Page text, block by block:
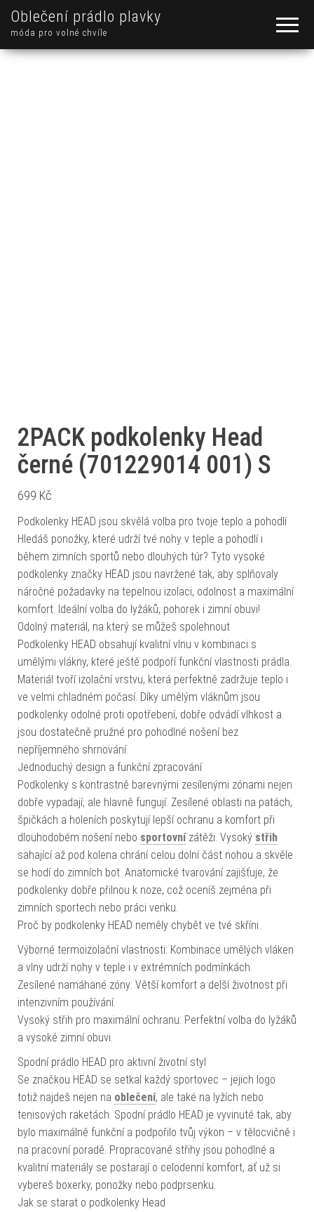
Oblečení prádlo plavky
móda pro volné chvíle
2PACK podkolenky Head
černé (701229014 001) S
699 Kč
Podkolenky HEAD jsou skvělá volba pro tvoje teplo a pohodlí
Hledáš ponožky, které udrží tvé nohy v teple a pohodlí i
během zimních sportů nebo dlouhých túr? Tyto vysoké
podkolenky značky HEAD jsou navržené tak, aby splňovaly
náročné požadavky na tepelnou izolaci, odolnost a maximální
komfort. Ideální volba do lyžáků, pohorek i zimní obuvi!
Odolný materiál, na který se můžeš spolehnout
Podkolenky HEAD obsahují kvalitní vlnu v kombinaci s
umělými vlákny, které ještě podpoří funkční vlastnosti prádla.
Materiál tvoří izolační vrstvu, která perfektně zadržuje teplo i
ve velmi chladném počasí. Díky umělým vláknům jsou
podkolenky odolné proti opotřebení, dobře odvádí vlhkost a
jsou dostatečně pružné pro pohodlné nošení bez
nepříjemného shrnování.
Jednoduchý design a funkční zpracování
Podkolenky s kontrastně barevnými zesílenými zónami nejen
dobře vypadají, ale hlavně fungují. Zesílené oblasti na patách,
špičkách a holeních poskytují lepší ochranu a komfort při
dlouhodobém nošení nebo sportovnízátěži. Vysoký střih
sahající až pod kolena chrání celou dolní část nohou a skvěle
se hodí do zimních bot. Anatomické tvarování zajišťuje, že
podkolenky dobře přilnou k noze, což oceníš zejména při
zimních sportech nebo práci venku.
Proč by podkolenky HEAD neměly chybět ve tvé skříni
Výborné termoizolační vlastnosti: Kombinace umělých vláken
a vlny udrží nohy v teple i v extrémních podmínkách.
Zesílené namáhané zóny: Větší komfort a delší životnost při
intenzivním používání.
Vysoký střih pro maximální ochranu: Perfektní volba do lyžáků
a vysoké zimní obuvi.
Spodní prádlo HEAD pro aktivní životní styl
Se značkou HEAD se setkal každý sportovec – jejich logo
totiž najdeš nejen na oblečení, ale také na lyžích nebo
tenisových raketách. Spodní prádlo HEAD je vyvinuté tak, aby
bylo maximálně funkční a podpořilo tvůj výkon – v tělocvičně i
na pracovní poradě. Propracované střihy jsou pohodlné a
kvalitní materiály se postarají o celodenní komfort, ať už si
vybereš boxerky, ponožky nebo podprsenku.
Jak se starat o podkolenky Head